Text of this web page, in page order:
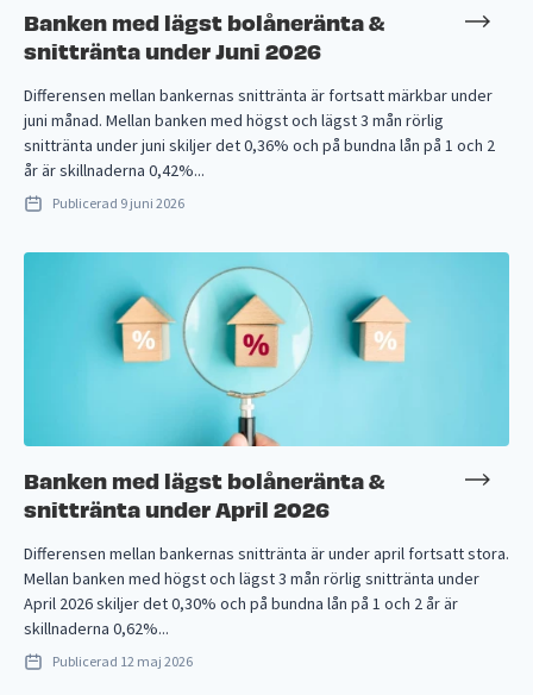
Banken med lägst bolåneränta &
snittränta under Juni 2026
Differensen mellan bankernas snittränta är fortsatt märkbar under
juni månad. Mellan banken med högst och lägst 3 mån rörlig
snittränta under juni skiljer det 0,36% och på bundna lån på 1 och 2
år är skillnaderna 0,42%...
Publicerad 9 juni 2026
Banken med lägst bolåneränta &
snittränta under April 2026
Differensen mellan bankernas snittränta är under april fortsatt stora.
Mellan banken med högst och lägst 3 mån rörlig snittränta under
April 2026 skiljer det 0,30% och på bundna lån på 1 och 2 år är
skillnaderna 0,62%...
Publicerad 12 maj 2026